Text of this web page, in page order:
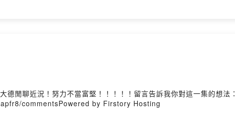
閒聊近況！努力不當富堅！！！！！留言告訴我你對這一集的想法：
commentsPowered by Firstory Hosting